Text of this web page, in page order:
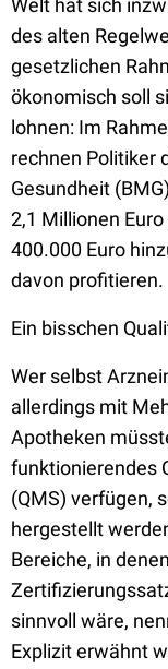
Welt hat sich
des alten
gesetzlichen
ökonomisch soll
lohnen: Im
rechnen Politiker
Gesundheit
2,1 Millionen
400.000 Euro
davon profitieren.
Ein bisschen
Wer selbst
allerdings mit
Apotheken
funktionierendes
(QMS) verfügen,
hergestellt
Bereiche, in
sinnvoll wäre,
Explizit erwähnt